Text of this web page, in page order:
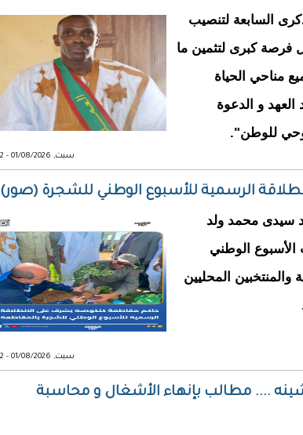
السابعة لتنصيب
فرصة كبرى لتثمين ما
مناحي الحياة
العهد و الدعوة
للوطن".
سبت, 01/08/2026 - 22:52
الرسمية للأسبوع الوطني للشجرة (صور)
سيدى محمد ولد
الأسبوع الوطني
المحليين
سبت, 01/08/2026 - 15:52
5 سنوات على تدشينه .... مطالب بإنهاء الأشغال و محاسبة